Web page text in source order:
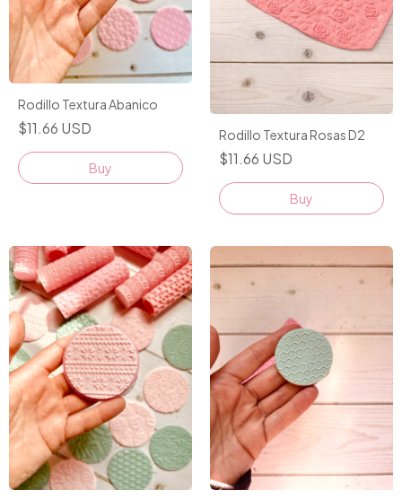
Rodillo Textura Abanico
$11.66 USD Rodillo Textura Rosas D2
$11.66 USD